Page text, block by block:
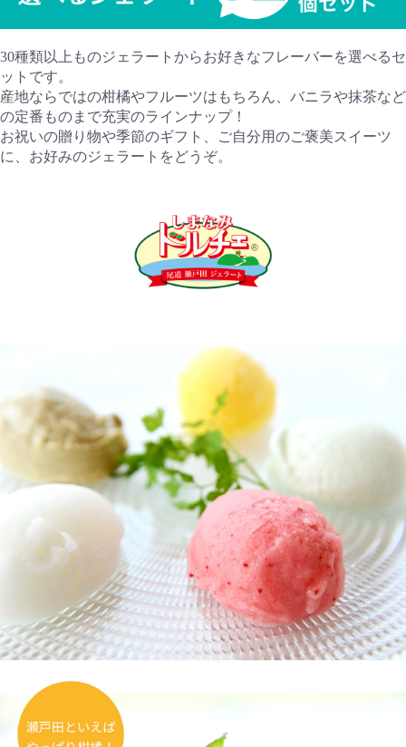
30種類以上ものジェラートからお好きなフレーバーを選べるセ
ットです。
産地ならではの柑橘やフルーツはもちろん、バニラや抹茶など
の定番ものまで充実のラインナップ！
お祝いの贈り物や季節のギフト、ご自分用のご褒美スイーツ
に、お好みのジェラートをどうぞ。